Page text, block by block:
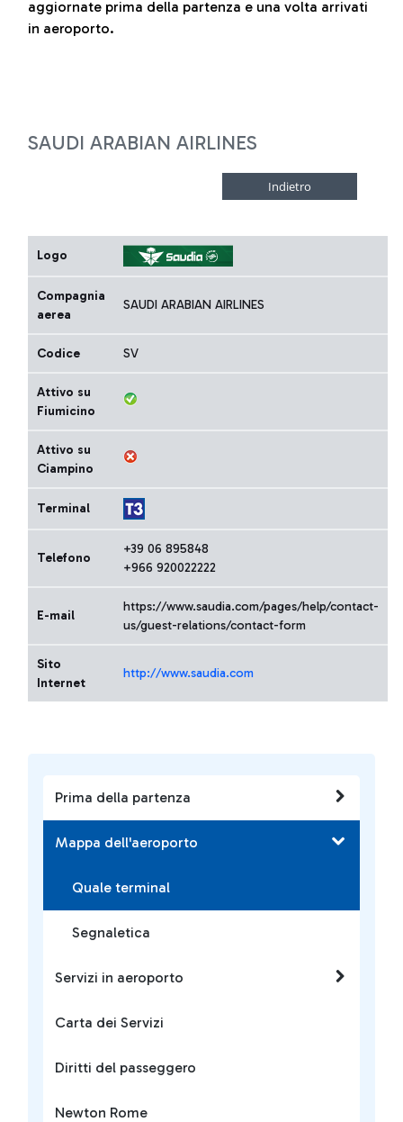
Prima della partenza
Mappa dell'aeroporto
Quale terminal
Segnaletica
Servizi in aeroporto
Carta dei Servizi
Diritti del passeggero
Newton Rome
aggiornate prima della partenza e una volta arrivati
in aeroporto.
SAUDI ARABIAN AIRLINES
Logo
Compagnia
aerea
SAUDI ARABIAN AIRLINES
Codice SV
Attivo su
Fiumicino
Attivo su
Ciampino
Terminal
Telefono
+39 06 895848
+966 920022222
E-mail
https://www.saudia.com/pages/help/contact-
us/guest-relations/contact-form
Sito
Internet
http://www.saudia.com